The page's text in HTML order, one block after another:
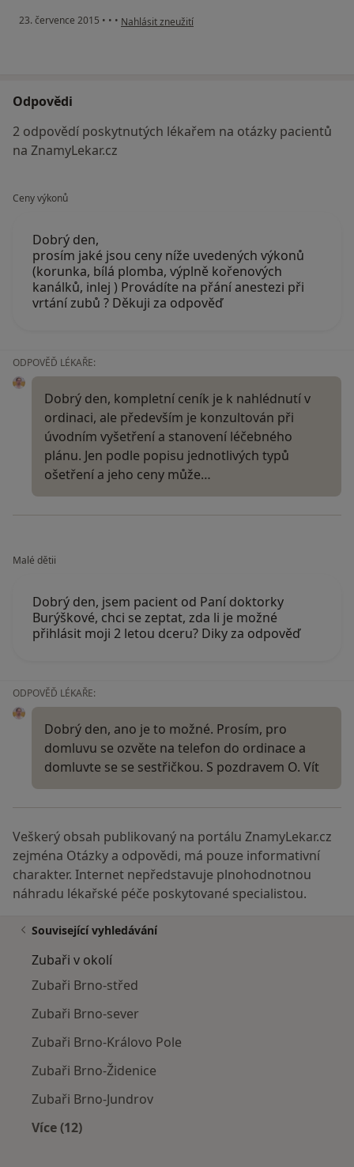
23. července 2015 • • • podle názoru uživatele Váš účet byl odstraněn
Nahlásit zneužití
Odpovědi
2 odpovědí poskytnutých lékařem na otázky pacientů
na ZnamyLekar.cz
Ceny výkonů
Dobrý den,
prosím jaké jsou ceny níže uvedených výkonů
(korunka, bílá plomba, výplně kořenových
kanálků, inlej ) Provádíte na přání anestezi při
vrtání zubů ? Děkuji za odpověď
ODPOVĚĎ LÉKAŘE:
Dobrý den, kompletní ceník je k nahlédnutí v
ordinaci, ale především je konzultován při
úvodním vyšetření a stanovení léčebného
plánu. Jen podle popisu jednotlivých typů
ošetření a jeho ceny může…
Malé dětii
Dobrý den, jsem pacient od Paní doktorky
Burýškové, chci se zeptat, zda li je možné
přihlásit moji 2 letou dceru? Diky za odpověď
ODPOVĚĎ LÉKAŘE:
Dobrý den, ano je to možné. Prosím, pro
domluvu se ozvěte na telefon do ordinace a
domluvte se se sestřičkou. S pozdravem O. Vít
Veškerý obsah publikovaný na portálu ZnamyLekar.cz
zejména Otázky a odpovědi, má pouze informativní
charakter. Internet nepředstavuje plnohodnotnou
náhradu lékařské péče poskytované specialistou.
Související vyhledávání
Zubaři v okolí
Zubaři Brno-střed
Zubaři Brno-sever
Zubaři Brno-Královo Pole
Zubaři Brno-Židenice
Zubaři Brno-Jundrov
Více (12)